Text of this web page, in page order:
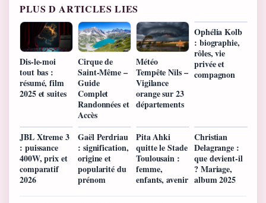
PLUS D ARTICLES LIES
Dis-le-moi
tout bas :
résumé, film
2025 et suites
Cirque de
Saint-Même –
Guide
Complet
Randonnées et
Accès
Météo
Tempête Nils –
Vigilance
orange sur 23
départements
Ophélia Kolb
: biographie,
rôles, vie
privée et
compagnon
JBL Xtreme 3
: puissance
400W, prix et
comparatif
2026
Gaël Perdriau
: signification,
origine et
popularité du
prénom
Pita Ahki
quitte le Stade
Toulousain :
femme,
enfants, avenir
Christian
Delagrange :
que devient-il
? Mariage,
album 2025